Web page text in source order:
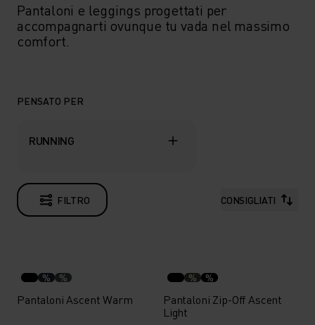
Pantaloni e leggings progettati per
accompagnarti ovunque tu vada nel massimo
comfort.
PENSATO PER
RUNNING
FILTRO CONSIGLIATI
% %
Pantaloni Ascent Warm
% %
Pantaloni Zip-Off Ascent
Light